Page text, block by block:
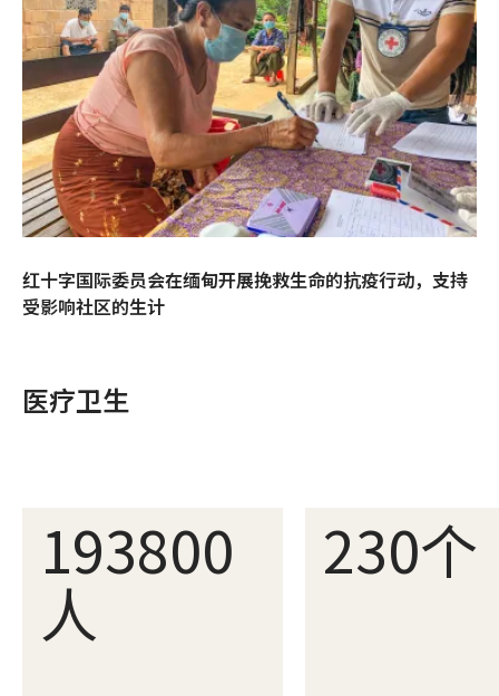
红十字国际委员会在缅甸开展挽救生命的抗疫行动，支持
受影响社区的生计
医疗卫生
193800
人
230个